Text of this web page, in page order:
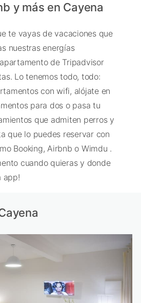
y más en Cayena
te vayas de vacaciones que
nuestras energías
de Tripadvisor
Lo tenemos todo, todo:
con wifi, alójate en
para dos o pasa tu
que admiten perros y
que lo puedes reservar con
Booking, Airbnb o Wimdu .
cuando quieras y donde
app!